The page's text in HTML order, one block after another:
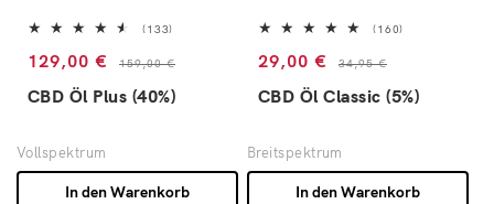
(133)133 Bewertungen insgesamt
Verkaufspreis
129,00 € Normaler Preis
159,00 €
CBD Öl Plus (40%)
Vollspektrum
In den Warenkorb
(160)160
Verkaufspreis
29,00 € Normaler Preis
34,95 €
CBD Öl Classic (5%)
Breitspektrum
In den Warenkorb